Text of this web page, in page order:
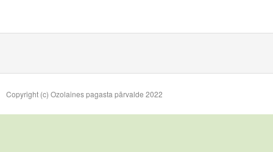
Copyright (c) Ozolaines pagasta pārvalde 2022